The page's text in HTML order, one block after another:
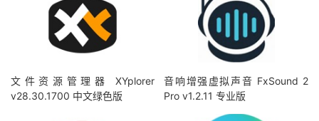
文件资源管理器 XYplorer
v28.30.1700 中文绿色版
音响增强虚拟声音 FxSound 2
Pro v1.2.11 专业版